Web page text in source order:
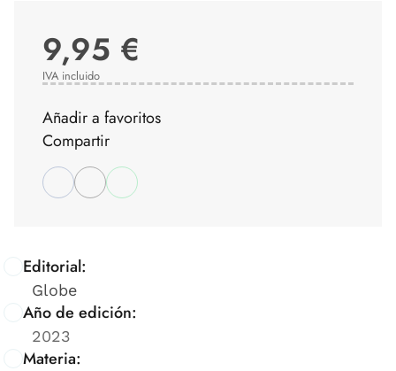
Editorial:
Globe
Año de edición:
2023
Materia:
9,95 €
IVA incluido
Añadir a favoritos
Compartir